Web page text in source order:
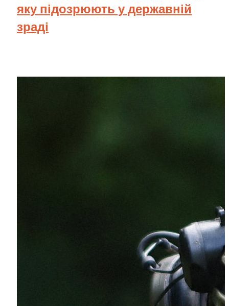
яку підозрюють у державній
зраді